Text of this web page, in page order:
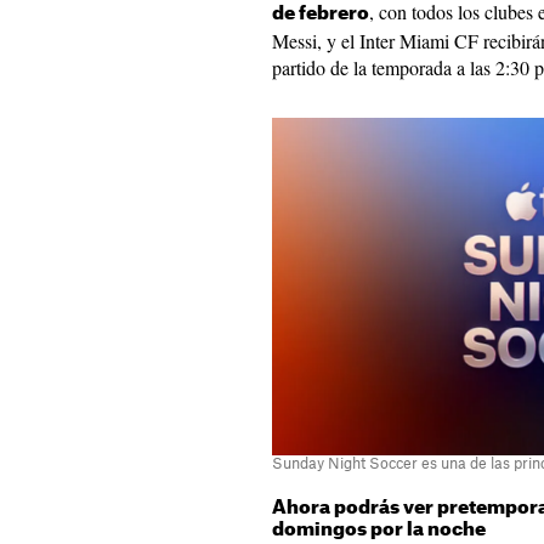
de febrero, con todos los
Messi, y el Inter Miami CF
partido de la temporada a las 2:30
Sunday Night Soccer es una de las
Ahora podrás ver
domingos por la noche